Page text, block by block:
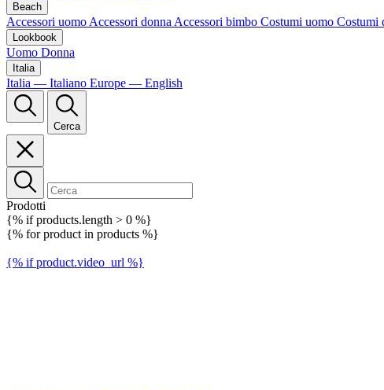
Beach
Accessori uomoAccessori donnaAccessori bimbo Costumi uomo Costumi
Lookbook
Uomo Donna
Italia
Italia — Italiano Europe — English
Cerca
Prodotti
{% if products.length > 0 %}
{% for product in products %}
{% if product.video_url %}